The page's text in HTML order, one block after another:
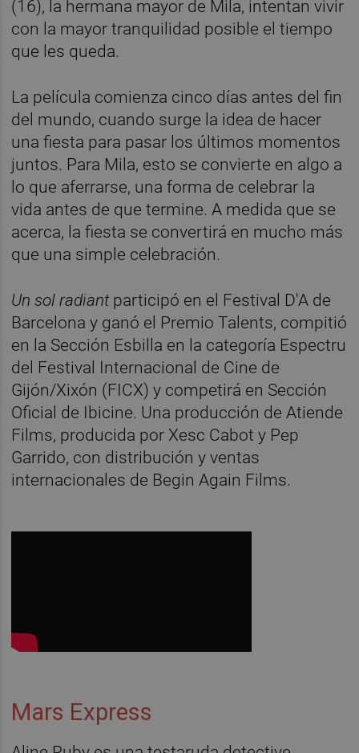
(16), la hermana mayor de Mila, intentan vivir
con la mayor tranquilidad posible el tiempo
que les queda.
La película comienza cinco días antes del fin
del mundo, cuando surge la idea de hacer
una fiesta para pasar los últimos momentos
juntos. Para Mila, esto se convierte en algo a
lo que aferrarse, una forma de celebrar la
vida antes de que termine. A medida que se
acerca, la fiesta se convertirá en mucho más
que una simple celebración.
Un sol radiantparticipó en el Festival D'A de
Barcelona y ganó el Premio Talents, compitió
en la Sección Esbilla en la categoría Espectru
del Festival Internacional de Cine de
Gijón/Xixón (FICX) y competirá en Sección
Oficial de Ibicine. Una producción de Atiende
Films, producida por Xesc Cabot y Pep
Garrido, con distribución y ventas
internacionales de Begin Again Films.
Mars Express